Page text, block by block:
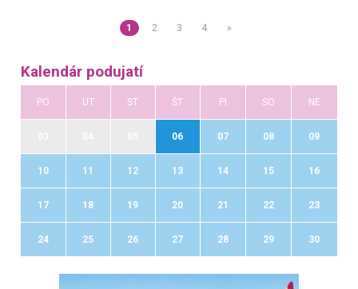
1 2 3 4 »
Kalendár podujatí
PO UT ST ŠT PI SO NE
06 07 08 09
10 11 12 13 14 15 16
17 18 19 20 21 22 23
24 25 26 27 28 29 30